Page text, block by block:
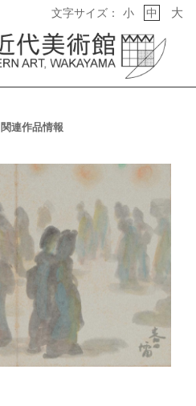
文字サイズ： 小 中 大
関連作品情報